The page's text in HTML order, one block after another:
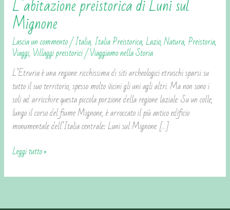
L’abitazione preistorica di Luni sul
Mignone
Lascia un commento/Italia, Italia Preistorica,Lazio,Natura, Preistoria,
Viaggi, Villaggi preistorici/Viaggiamo nella Storia
L’Etruria è una regione ricchissima di siti archeologici etruschi sparsi su
tutto il suo territorio, spesso molto vicini gli uni agli altri. Ma non sono i
soli ad arricchire questa piccola porzione della regione laziale. Su un colle,
lungo il corso del fiume Mignone, è arroccato il più antico edificio
monumentale dell’Italia centrale: Luni sul Mignone. […]
L’abitazione
preistorica
di
Luni
sul
Mignone
Leggi tutto »